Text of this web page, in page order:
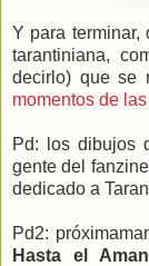
Y para terminar,
tarantiniana,
decirlo) que se
momentos de
Pd: los dibujos
gente del fanzine
dedicado a
Pd2:
Hasta el